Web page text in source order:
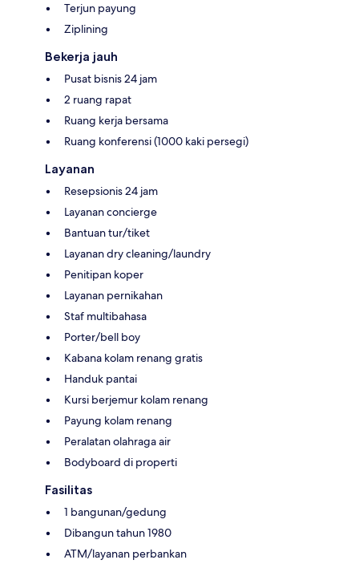
Terjun payung
Ziplining
Bekerja jauh
Pusat bisnis 24 jam
2 ruang rapat
Ruang kerja bersama
Ruang konferensi (1000 kaki persegi)
Layanan
Resepsionis 24 jam
Layanan concierge
Bantuan tur/tiket
Layanan dry cleaning/laundry
Penitipan koper
Layanan pernikahan
Staf multibahasa
Porter/bell boy
Kabana kolam renang gratis
Handuk pantai
Kursi berjemur kolam renang
Payung kolam renang
Peralatan olahraga air
Bodyboard di properti
Fasilitas
1 bangunan/gedung
Dibangun tahun 1980
ATM/layanan perbankan